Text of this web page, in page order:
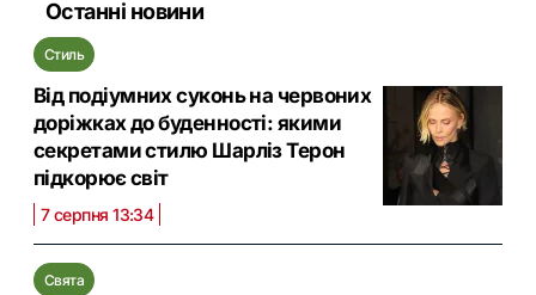
Останні новини
Стиль
Від подіумних суконь на червоних
доріжках до буденності: якими
секретами стилю Шарліз Терон
підкорює світ
7 серпня 13:34
Свята